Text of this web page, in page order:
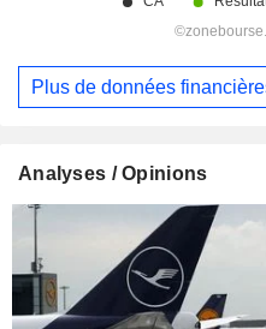
Plus de données
Analyses / Opinions